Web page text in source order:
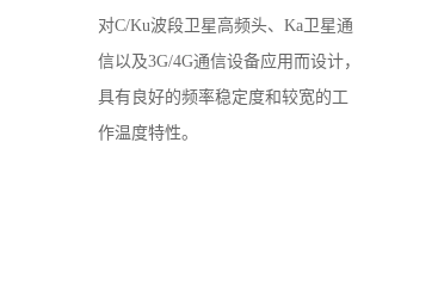
对C/Ku波段卫星高频头、Ka卫星通
信以及3G/4G通信设备应用而设计，
具有良好的频率稳定度和较宽的工
作温度特性。